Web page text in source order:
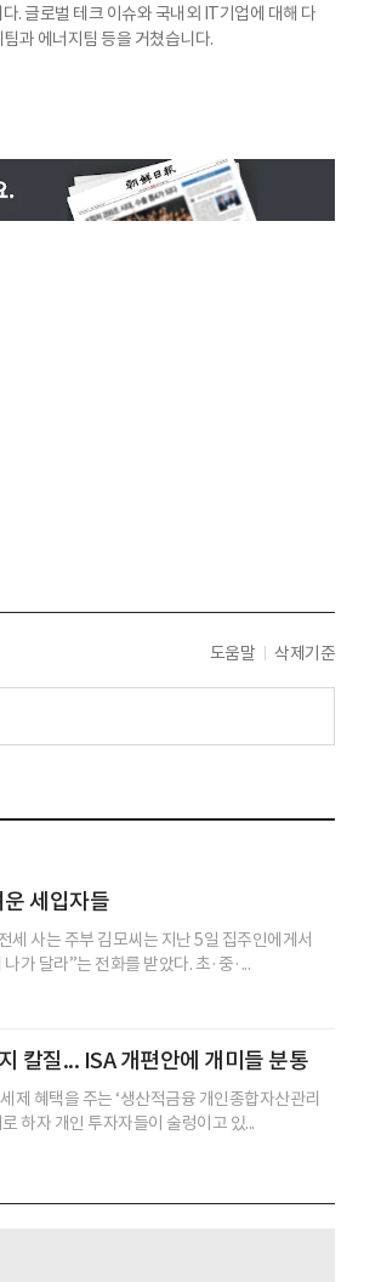
. 글로벌 테크 이슈와 국내외 IT기업에 대해 다
과 에너지팀 등을 거쳤습니다.
도움말 삭제기준
세입자들
세 사는 주부 김모씨는 지난 5일 집주인에게서
가 달라”는 전화를 받았다. 초·중·...
칼질... ISA 개편안에 개미들 분통
제 혜택을 주는 ‘생산적금융 개인종합자산관리
하자 개인 투자자들이 술렁이고 있...